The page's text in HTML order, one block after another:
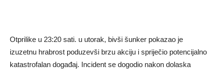
Otprilike u 23:20 sati. u utorak, bivši šunker pokazao je
izuzetnu hrabrost poduzevši brzu akciju i spriječio potencijalno
katastrofalan događaj. Incident se dogodio nakon dolaska